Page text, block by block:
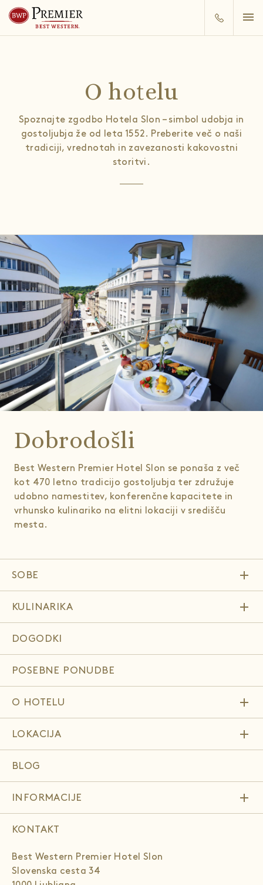
O hotelu
Spoznajte zgodbo Hotela Slon – simbol udobja in
gostoljubja že od leta 1552. Preberite več o naši
tradiciji, vrednotah in zavezanosti kakovostni
storitvi.
Dobrodošli
Best Western Premier Hotel Slon se ponaša z več
kot 470 letno tradicijo gostoljubja ter združuje
udobno namestitev, konferenčne kapacitete in
vrhunsko kulinariko na elitni lokaciji v središču
mesta.
SOBE add
KULINARIKA add
DOGODKI
POSEBNE PONUDBE
O HOTELU add
LOKACIJA add
BLOG
INFORMACIJE add
KONTAKT
Best Western Premier Hotel Slon
Slovenska cesta 34